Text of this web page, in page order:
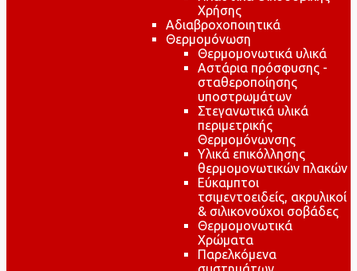
Χρήσης
Αδιαβροχοποιητικά
Θερμομόνωση
Θερμομονωτικά υλικά
Αστάρια πρόσφυσης -
σταθεροποίησης
υποστρωμάτων
Στεγανωτικά υλικά
περιμετρικής
Θερμομόνωνσης
Υλικά επικόλλησης
θερμομονωτικών πλακών
Εύκαμπτοι
τσιμεντοειδείς, ακρυλικοί
& σιλικονούχοι σοβάδες
Θερμομονωτικά
Χρώματα
Παρελκόμενα